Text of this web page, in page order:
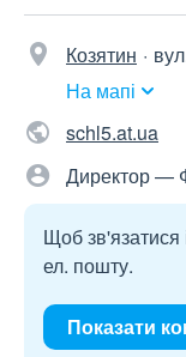
Козятин
На мапі
schl5.at.ua
Директор —
Щоб зв'язатися
ел. пошту.
Показати